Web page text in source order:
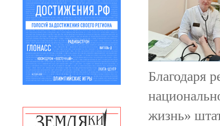
Благодаря
жизнь»